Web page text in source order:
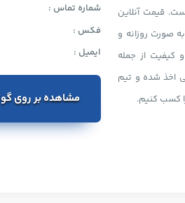
قیمت آنلاین
صورت روزانه و
از جمله
اخذ شده و تیم
کسب کنیم.
شماره تماس :
فکس :
ایمیل :
مشاهده بر روی